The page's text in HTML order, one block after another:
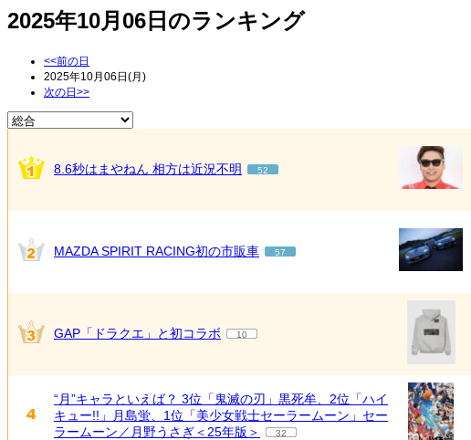
2025年10月06日のランキング
<<前の日
2025年10月06日(月)
次の日>>
8.6秒はまやねん 相方は近況不明 52
MAZDA SPIRIT RACING初の市販車 57
GAP「ドラクエ」と初コラボ 10
“月”キャラといえば？ 3位「鬼滅の刃」黒死牟、2位「ハイ
キュー!!」月島蛍、1位「美少女戦士セーラームーン」セー
ラームーン／月野うさぎ＜25年版＞
32